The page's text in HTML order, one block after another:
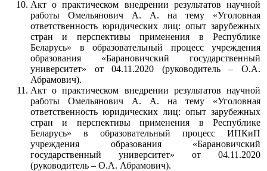
Акт о практическом внедрении результатов научной
работы Омельянович А. А. на тему «Уголовная
ответственность юридических лиц: опыт зарубежных
стран и перспективы применения в Республике
Беларусь» в образовательный процесс учреждения
образования «Барановичский государственный
университет» от 04.11.2020 (руководитель – О.А.
Абрамович).
Акт о практическом внедрении результатов научной
работы Омельянович А. А. на тему «Уголовная
ответственность юридических лиц: опыт зарубежных
стран и перспективы применения в Республике
Беларусь» в образовательный процесс ИПКиП
учреждения образования «Барановичский
государственный университет» от 04.11.2020
(руководитель – О.А. Абрамович).